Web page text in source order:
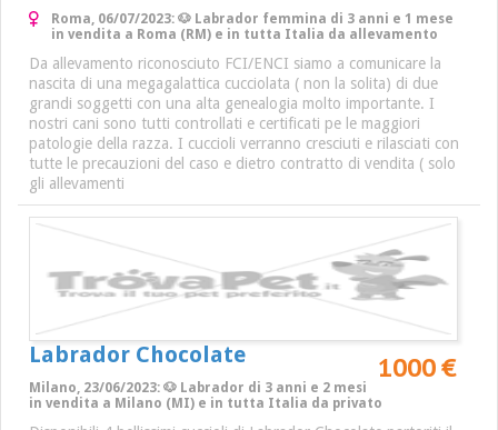
Roma, 06/07/2023: 🐶 Labrador femmina di 3 anni e 1 mese
in vendita a Roma (RM) e in tutta Italia da allevamento
Da allevamento riconosciuto FCI/ENCI siamo a comunicare la
nascita di una megagalattica cucciolata ( non la solita) di due
grandi soggetti con una alta genealogia molto importante. I
nostri cani sono tutti controllati e certificati pe le maggiori
patologie della razza. I cuccioli verranno cresciuti e rilasciati con
tutte le precauzioni del caso e dietro contratto di vendita ( solo
gli allevamenti
Labrador Chocolate 1000 €
Milano, 23/06/2023: 🐶 Labrador di 3 anni e 2 mesi
in vendita a Milano (MI) e in tutta Italia da privato